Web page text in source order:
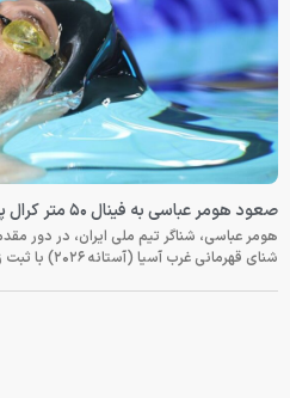
صعود هومر عباسی به فینال ۵۰ متر کرال پشت مسابقات غرب آسیا
شنای قهرمانی غرب آسیا (آستانه ۲۰۲۶) با ثبت زمان ۲۵.۶۷ ثانیه در جایگاه نخست قرار